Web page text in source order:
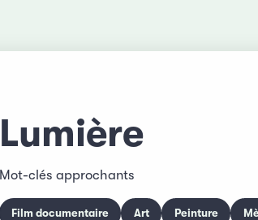
Lumière
Mot-clés approchants
Film documentaire Art Peinture